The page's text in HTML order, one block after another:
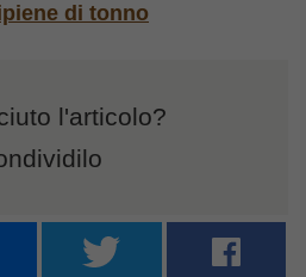
di tonno
l'articolo?